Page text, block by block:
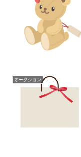
オークション